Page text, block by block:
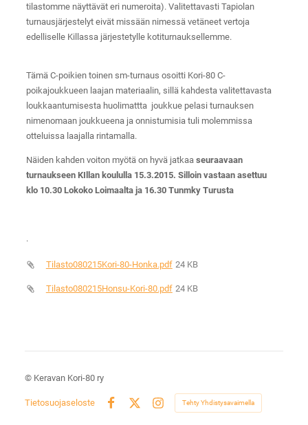
tilastomme näyttävät eri numeroita). Valitettavasti Tapiolan
turnausjärjestelyt eivät missään nimessä vetäneet vertoja
edelliselle Killassa järjestetylle kotiturnauksellemme.
Tämä C-poikien toinen sm-turnaus osoitti Kori-80 C-
poikajoukkueen laajan materiaalin, sillä kahdesta valitettavasta
loukkaantumisesta huolimattta joukkue pelasi turnauksen
nimenomaan joukkueena ja onnistumisia tuli molemmissa
otteluissa laajalla rintamalla.
Näiden kahden voiton myötä on hyvä jatkaa seuraavaan
turnaukseen KIllan koululla 15.3.2015. Silloin vastaan asettuu
klo 10.30 Lokoko Loimaalta ja 16.30 Tunmky Turusta
.
Tilasto080215Kori-80-Honka.pdf 24 KB
Tilasto080215Honsu-Kori-80.pdf 24 KB
© Keravan Kori-80 ry
Tietosuojaseloste
Instagram
Tehty Yhdistysavaimella